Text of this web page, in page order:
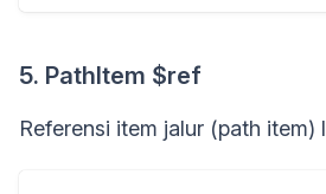
5. PathItem $ref
Referensi item jalur (path item)